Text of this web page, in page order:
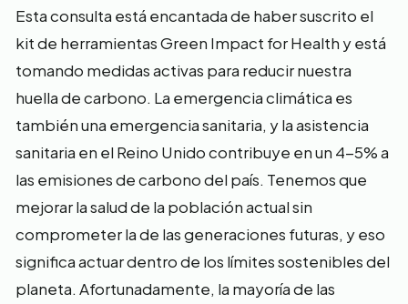
Esta consulta está encantada de haber suscrito el
kit de herramientas Green Impact for Health y está
tomando medidas activas para reducir nuestra
huella de carbono. La emergencia climática es
también una emergencia sanitaria, y la asistencia
sanitaria en el Reino Unido contribuye en un 4-5% a
las emisiones de carbono del país. Tenemos que
mejorar la salud de la población actual sin
comprometer la de las generaciones futuras, y eso
significa actuar dentro de los límites sostenibles del
planeta. Afortunadamente, la mayoría de las